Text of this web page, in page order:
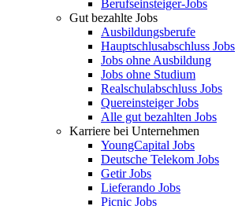
Berufseinsteiger-Jobs
Gut bezahlte Jobs
Ausbildungsberufe
Hauptschlusabschluss Jobs
Jobs ohne Ausbildung
Jobs ohne Studium
Realschulabschluss Jobs
Quereinsteiger Jobs
Alle gut bezahlten Jobs
Karriere bei Unternehmen
YoungCapital Jobs
Deutsche Telekom Jobs
Getir Jobs
Lieferando Jobs
Picnic Jobs